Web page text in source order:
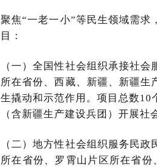
聚焦“一老一小”等民生领域需求
目：
（一）全国性社会组织承接社
所在省份、西藏、新疆、新疆生
生撬动和示范作用。项目总数10
（含新疆生产建设兵团）开展社
（二）地方性社会组织服务民
所在省份、罗霄山片区所在省